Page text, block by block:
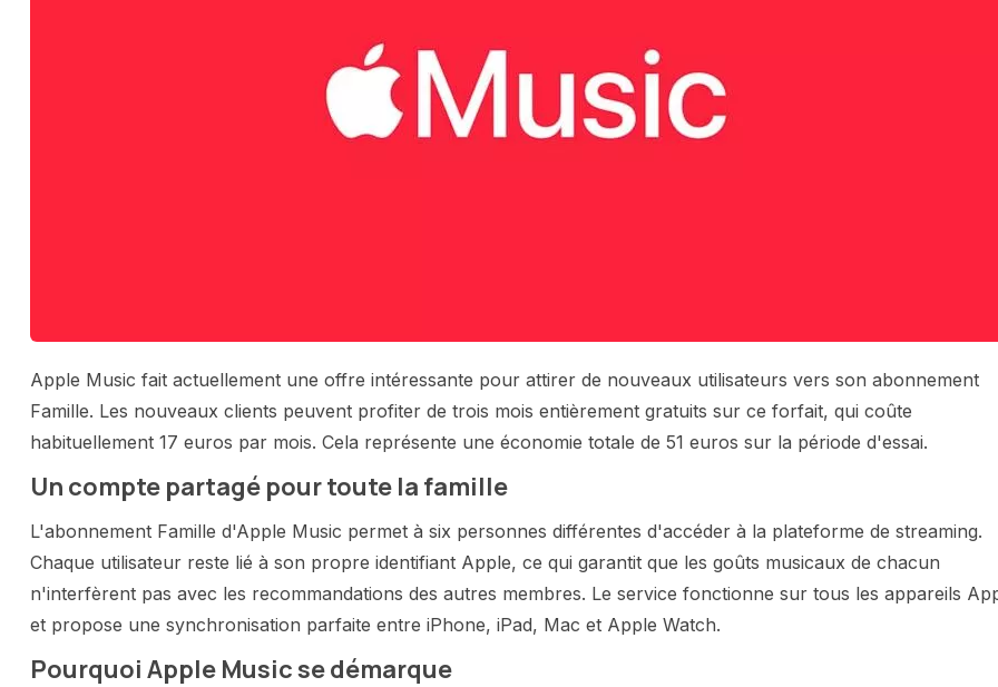
Apple Music fait actuellement une offre intéressante pour attirer de nouveaux utilisateurs vers son abonnement
Famille. Les nouveaux clients peuvent profiter de trois mois entièrement gratuits sur ce forfait, qui coûte
habituellement 17 euros par mois. Cela représente une économie totale de 51 euros sur la période d'essai.
Un compte partagé pour toute la famille
L'abonnement Famille d'Apple Music permet à six personnes différentes d'accéder à la plateforme de streaming.
Chaque utilisateur reste lié à son propre identifiant Apple, ce qui garantit que les goûts musicaux de chacun
n'interfèrent pas avec les recommandations des autres membres. Le service fonctionne sur tous les appareils
et propose une synchronisation parfaite entre iPhone, iPad, Mac et Apple Watch.
Pourquoi Apple Music se démarque